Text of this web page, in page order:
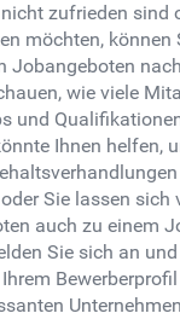
zufrieden sind
möchten, können
Jobangeboten
wie viele
und
Ihnen helfen,
Sie lassen sich
auch zu einem
Sie sich an